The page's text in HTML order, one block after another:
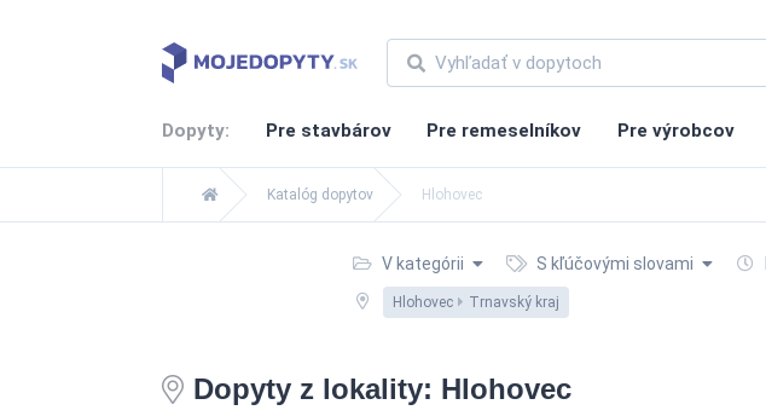
Dopyty: Pre stavbárov Pre remeselníkov Pre výrobcov
Katalóg dopytov Hlohovec
V kategórii S kľúčovými slovami
Hlohovec Trnavský kraj
Dopyty z lokality: Hlohovec